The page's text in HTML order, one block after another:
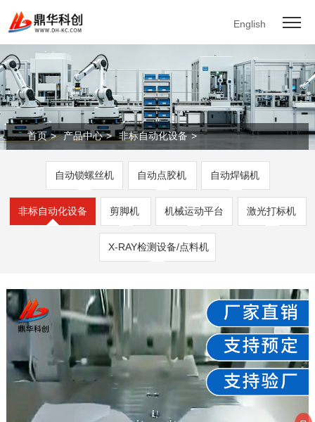
English
首页 > 产品中心 > 非标自动化设备 >
自动锁螺丝机 自动点胶机 自动焊锡机
非标自动化设备 剪脚机 机械运动平台 激光打标机
X-RAY检测设备/点料机